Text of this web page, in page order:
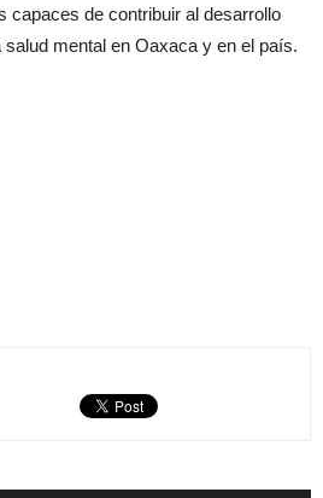
capaces de contribuir al desarrollo
mental en Oaxaca y en el país.